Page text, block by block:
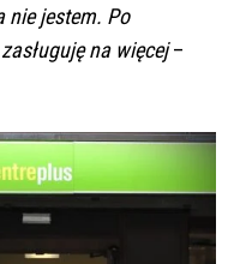
nie jestem. Po
na więcej–